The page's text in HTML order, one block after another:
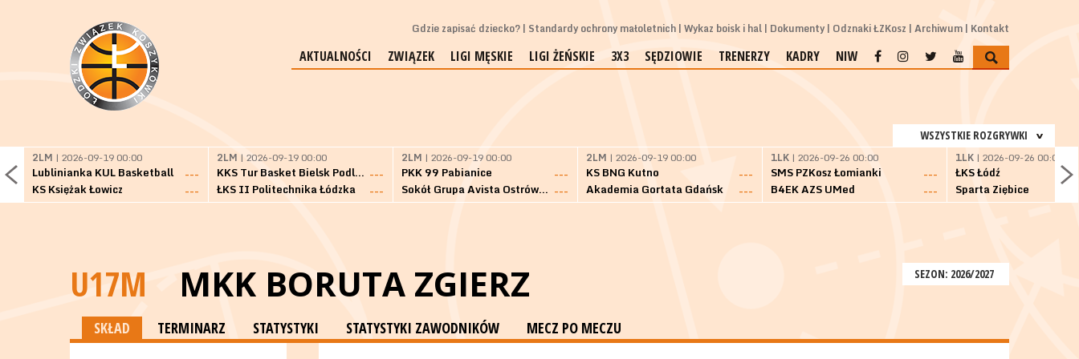
Gdzie zapisać dziecko? Standardy ochrony małoletnich Wykaz boisk i hal Dokumenty Odznaki ŁZKosz Archiwum Kontakt
AKTUALNOŚCI ZWIĄZEK LIGI MĘSKIE LIGI ŻEŃSKIE 3X3 SĘDZIOWIE TRENERZY KADRY NIW
WSZYSTKIE ROZGRYWKI
2LM | 2026-09-19 00:00
Lublinianka KUL Basketball
---
KS Księżak Łowicz
---
2LM | 2026-09-19 00:00
KKS Tur Basket Bielsk Podlaski ---
ŁKS II Politechnika Łódzka
---
2LM | 2026-09-19 00:00
PKK 99 Pabianice
---
Sokół Grupa Avista Ostrów Maz. ---
2LM | 2026-09-19 00:00
KS BNG Kutno
---
Akademia Gortata Gdańsk
---
1LK | 2026-09-26 00:00
SMS PZKosz Łomianki
---
B4EK AZS UMed
---
1LK | 2026-09-26 00:00
ŁKS Łódź
Sparta Ziębice
SEZON: 2026/2027
U17M MKK BORUTA ZGIERZ
SKŁAD TERMINARZ STATYSTYKI STATYSTYKI ZAWODNIKÓW MECZ PO MECZU